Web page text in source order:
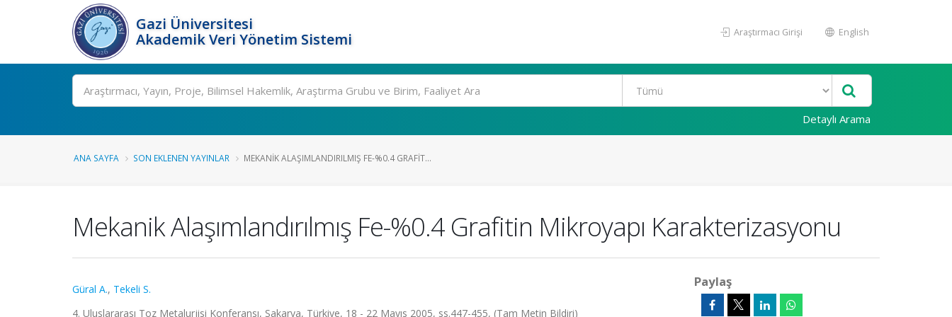
Gazi Üniversitesi
Akademik Veri Yönetim Sistemi
Araştırmacı Girişi English
Ara
Detaylı Arama
ANA SAYFA SON EKLENEN YAYINLAR MEKANIK ALAŞIMLANDIRILMIŞ FE-%0.4 GRAFIT...
Mekanik Alaşımlandırılmış Fe-%0.4 Grafitin Mikroyapı Karakterizasyonu
Güral A., Tekeli S.
4. Uluslararası Toz Metalurjisi Konferansı, Sakarya, Türkiye, 18 - 22 Mayıs 2005, ss.447-455, (Tam Metin Bildiri)
Paylaş